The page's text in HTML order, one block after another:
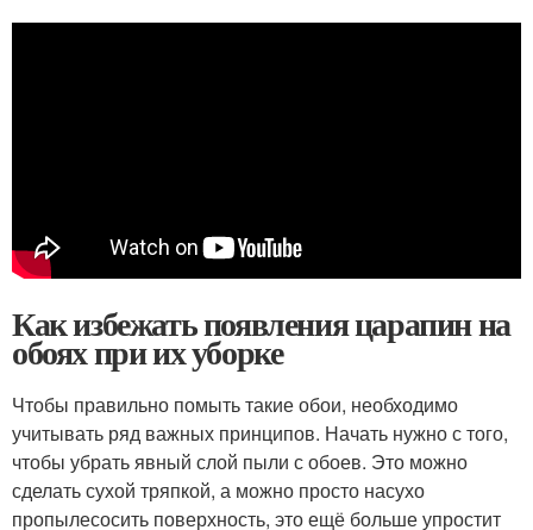
Как избежать появления царапин на
обоях при их уборке
Чтобы правильно помыть такие обои, необходимо
учитывать ряд важных принципов. Начать нужно с того,
чтобы убрать явный слой пыли с обоев. Это можно
сделать сухой тряпкой, а можно просто насухо
пропылесосить поверхность, это ещё больше упростит